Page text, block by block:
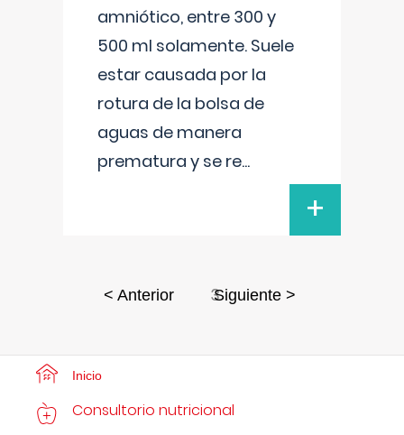
amniótico, entre 300 y
500 ml solamente. Suele
estar causada por la
rotura de la bolsa de
aguas de manera
prematura y se re...
+
< Anterior 3Siguiente >
Inicio
Consultorio nutricional